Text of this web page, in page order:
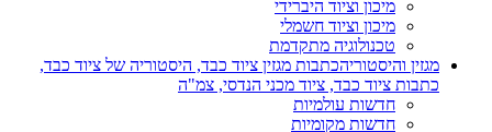
מיכון וציוד היברידי
מיכון וציוד חשמלי
טכנולוגיה מתקדמת
מגזין והיסטוריהכתבות מגזין ציוד כבד, היסטוריה של ציוד כבד,
כתבות ציוד כבד, ציוד מכני הנדסי, צמ"ה
חדשות עולמיות
חדשות מקומיות